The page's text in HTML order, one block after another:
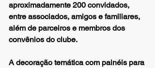
aproximadamente 200 convidados,
entre associados, amigos e familiares,
além de parceiros e membros dos
convênios do clube.
A decoração temática com painéis para